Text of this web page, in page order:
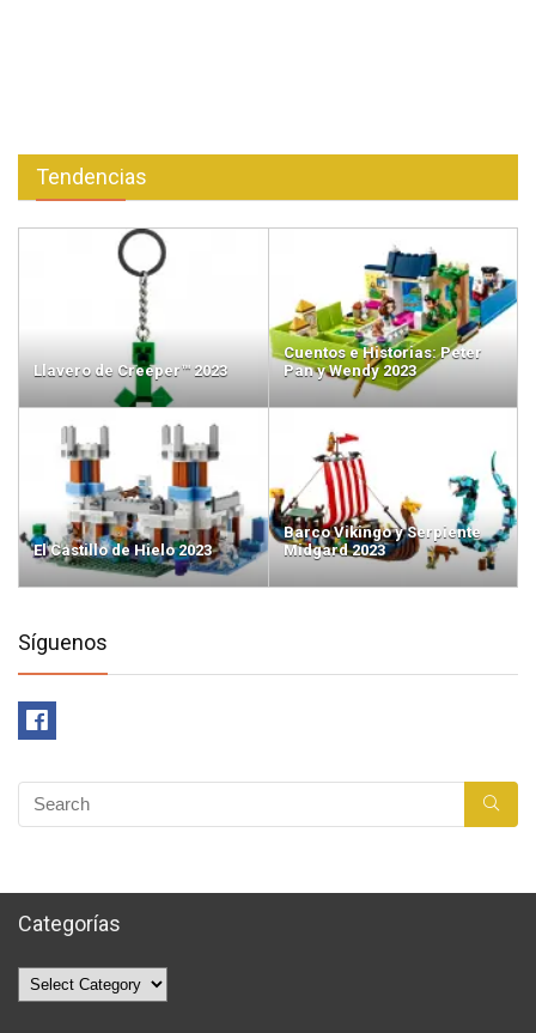
Tendencias
Llavero de Creeper™ 2023
Cuentos e Historias: Peter
Pan y Wendy 2023
El Castillo de Hielo 2023
Barco Vikingo y Serpiente
Midgard 2023
Síguenos
Categorías
Categorías